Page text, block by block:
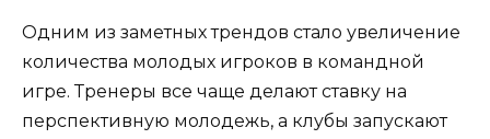
Одним из заметных трендов стало увеличение
количества молодых игроков в командной
игре. Тренеры все чаще делают ставку на
перспективную молодежь, а клубы запускают